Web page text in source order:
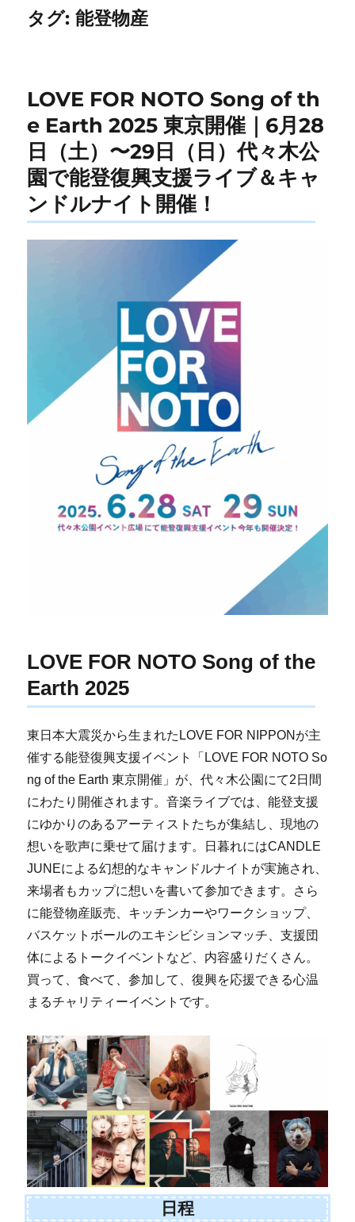
タグ:能登物産
LOVE FOR NOTO Song of th
e Earth 2025 東京開催｜6月28
日（土）〜29日（日）代々木公
園で能登復興支援ライブ＆キャ
ンドルナイト開催！
LOVE FOR NOTO Song of the
Earth 2025
東日本大震災から生まれたLOVE FOR NIPPONが主
催する能登復興支援イベント「LOVE FOR NOTO So
ng of the Earth 東京開催」が、代々木公園にて2日間
にわたり開催されます。音楽ライブでは、能登支援
にゆかりのあるアーティストたちが集結し、現地の
想いを歌声に乗せて届けます。日暮れにはCANDLE
JUNEによる幻想的なキャンドルナイトが実施され、
来場者もカップに想いを書いて参加できます。さら
に能登物産販売、キッチンカーやワークショップ、
バスケットボールのエキシビションマッチ、支援団
体によるトークイベントなど、内容盛りだくさん。
買って、食べて、参加して、復興を応援できる心温
まるチャリティーイベントです。
日程